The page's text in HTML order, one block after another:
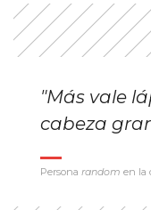
"Más vale
cabeza
Persona random en la